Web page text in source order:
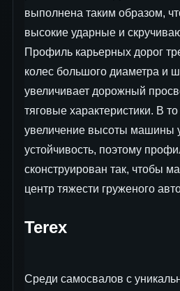
выполнена таким образом,
высокие ударные и
Профиль карьерных дорог
колес большого диаметра и
увеличивает дорожный
тяговые характеристики. В
увеличение высоты машины
устойчивость, поэтому
сконструирован так, чтобы
центр тяжести груженого
Terex
Среди самосвалов с